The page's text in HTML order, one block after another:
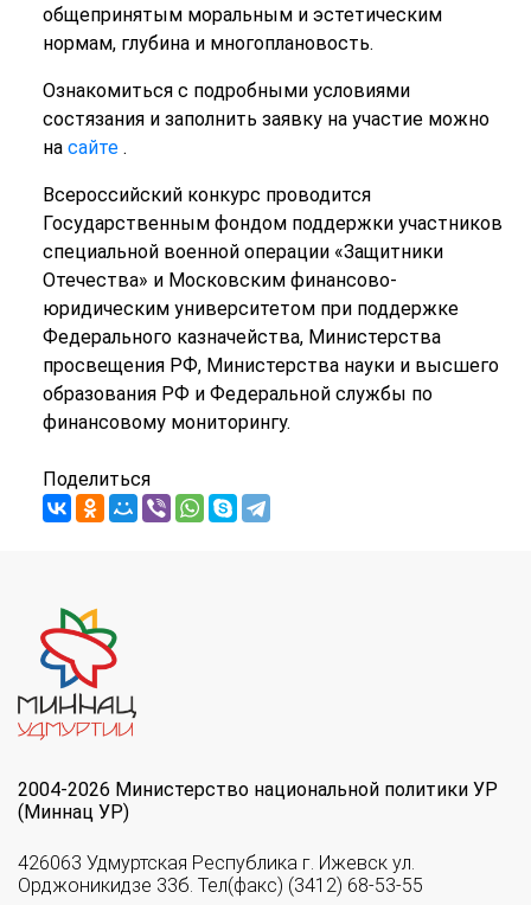
общепринятым моральным и эстетическим
нормам, глубина и многоплановость.
Ознакомиться с подробными условиями
состязания и заполнить заявку на участие можно
на сайте.
Всероссийский конкурс проводится
Государственным фондом поддержки участников
специальной военной операции «Защитники
Отечества» и Московским финансово-
юридическим университетом при поддержке
Федерального казначейства, Министерства
просвещения РФ, Министерства науки и высшего
образования РФ и Федеральной службы по
финансовому мониторингу.
Поделиться
2004-2026 Министерство национальной политики УР
(Миннац УР)
426063 Удмуртская Республика г. Ижевск ул.
Орджоникидзе 33б. Тел(факс) (3412) 68-53-55